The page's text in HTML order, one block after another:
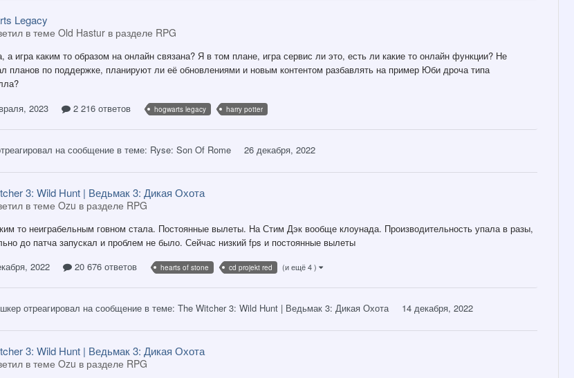
Legacy
в теме Old Hastur в разделе RPG
а игра каким то образом на онлайн связана? Я в том плане, игра сервис ли это, есть ли какие то онлайн функции? Не
планов по поддержке, планируют ли её обновлениями и новым контентом разбавлять на пример Юби дроча типа
2023
2 216 ответов hogwarts legacy harry potter
на сообщение в теме: Ryse: Son Of Rome 26 декабря, 2022
3: Wild Hunt | Ведьмак 3: Дикая Охота
в теме Ozu в разделе RPG
то неиграбельным говном стала. Постоянные вылеты. На Стим Дэк вообще клоунада. Производительность упала в разы,
до патча запускал и проблем не было. Сейчас низкий fps и постоянные вылеты
2022
20 676 ответов hearts of stone cd projekt red (и ещё 4 )
отреагировал на сообщение в теме: The Witcher 3: Wild Hunt | Ведьмак 3: Дикая Охота 14 декабря, 2022
3: Wild Hunt | Ведьмак 3: Дикая Охота
в теме Ozu в разделе RPG